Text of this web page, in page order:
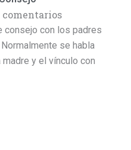
comentarios
consejo con los padres
se habla
y el vínculo con